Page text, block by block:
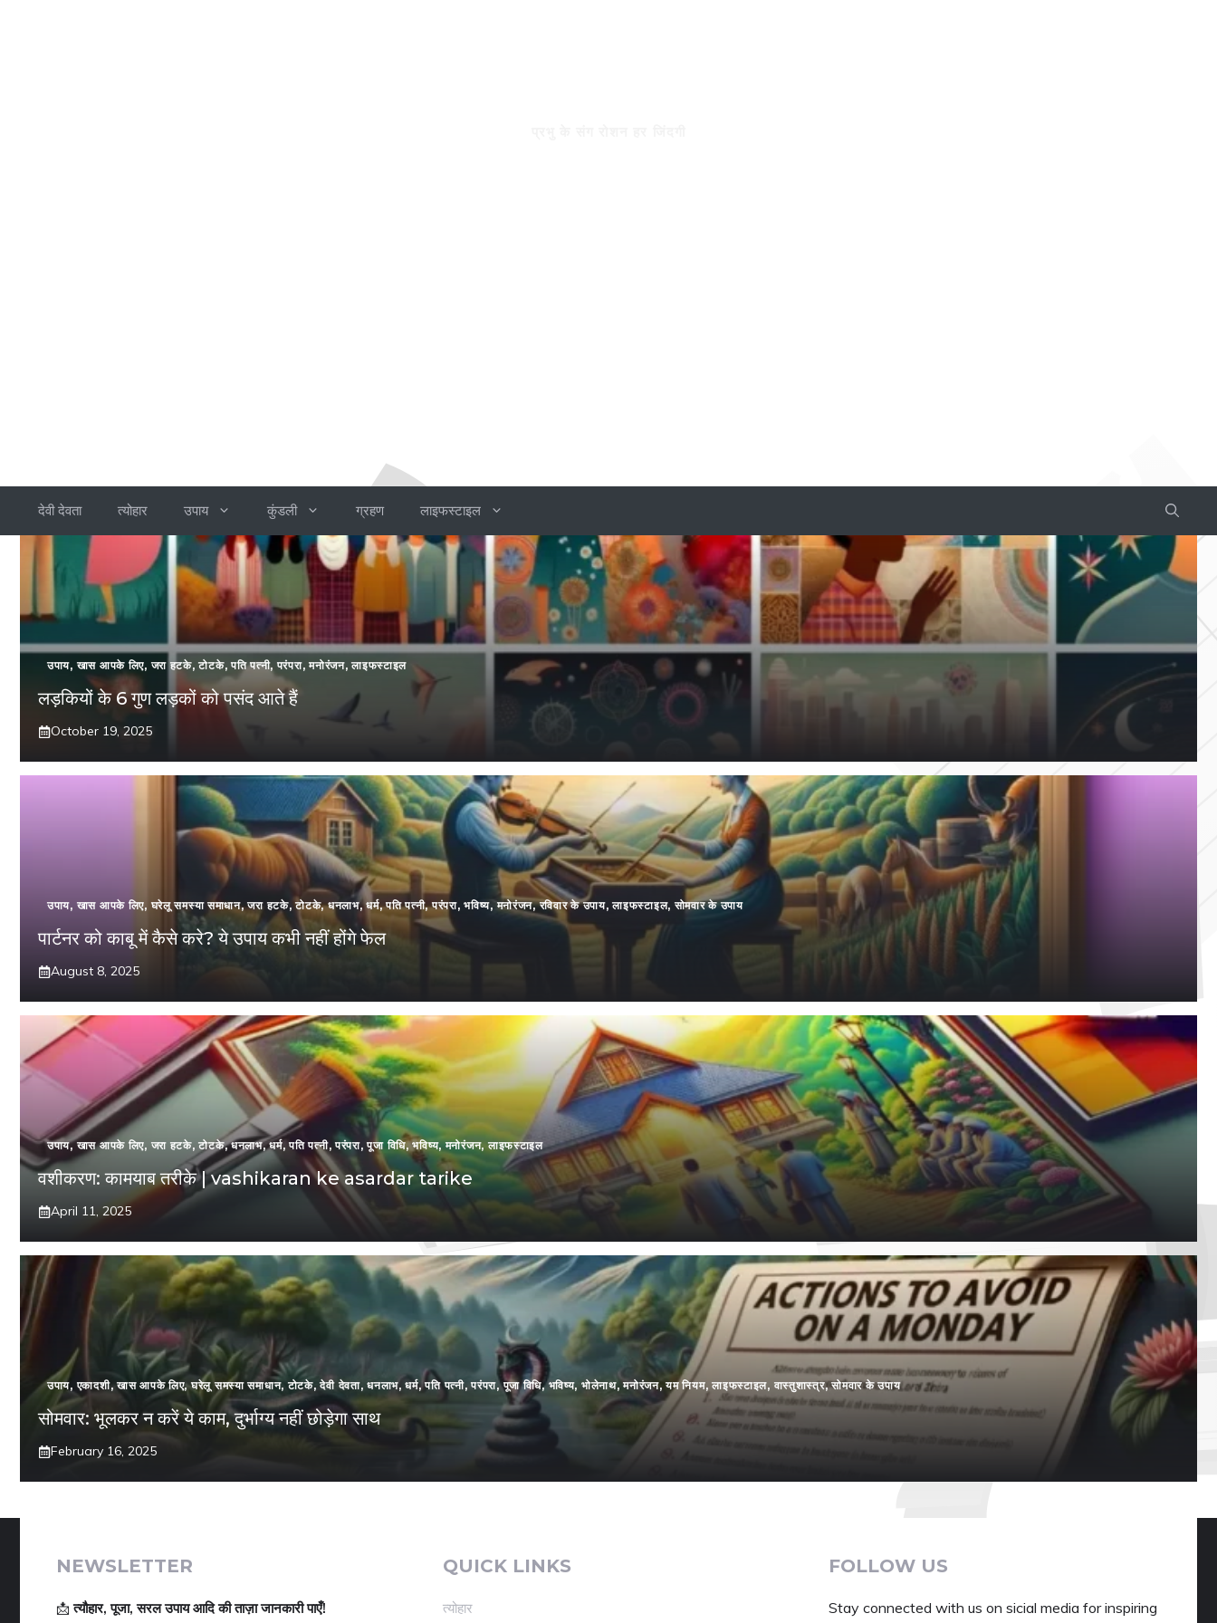
देवी देवता त्योहार उपाय कुंडली ग्रहण लाइफस्टाइल
उपाय,खास आपके लिए,जरा हटके,टोटके, पति पत्नी, परंपरा,मनोरंजन,लाइफस्टाइल
लड़कियों के 6 गुण लड़कों को पसंद आते हैं
October 19, 2025
उपाय, खास आपके लिए, घरेलू समस्या समाधान,जरा हटके,टोटके,धनलाभ,धर्म,पति पत्नी,परंपरा,भविष्य,मनोरंजन,रविवार के उपाय,लाइफस्टाइल,सोमवार के उपाय
पार्टनर को काबू में कैसे करे? ये उपाय कभी नहीं होंगे फेल
August 8, 2025
उपाय,खास आपके लिए, जरा हटके,टोटके,धनलाभ,धर्म,पति पत्नी,परंपरा,पूजा विधि,भविष्य,मनोरंजन,लाइफस्टाइल
वशीकरण: कामयाब तरीके | vashikaran ke asardar tarike
April 11, 2025
उपाय,एकादशी,खास आपके लिए,घरेलू समस्या समाधान,टोटके,देवी देवता,धनलाभ,धर्म,पति पत्नी,परंपरा,पूजा विधि,भविष्य, भोलेनाथ,मनोरंजन,यम नियम,लाइफस्टाइल, वास्तुशास्त्र,सोमवार के उपाय
सोमवार: भूलकर न करें ये काम, दुर्भाग्य नहीं छोड़ेगा साथ
February 16, 2025
NEWSLETTER
📩त्यौहार, पूजा, सरल उपाय आदि की ताज़ा जानकारी पाएँ!
QUICK LINKS
त्योहार
FOLLOW US
Stay connected with us on sicial media for inspiring